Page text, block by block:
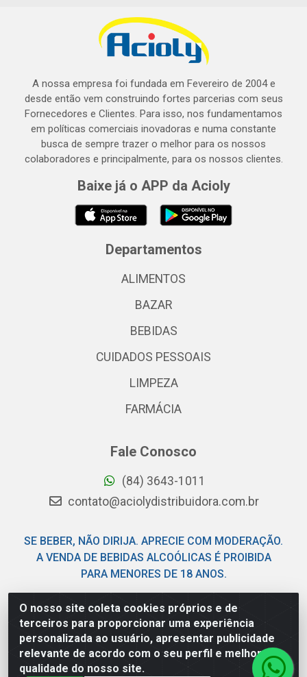
O nosso site coleta cookies próprios e de
terceiros para proporcionar uma experiência
personalizada ao usuário, apresentar publicidade
relevante de acordo com o seu perfil e melhorar a
qualidade do nosso site.
A nossa empresa foi fundada em Fevereiro de 2004 e
desde então vem construindo fortes parcerias com seus
Fornecedores e Clientes. Para isso, nos fundamentamos
em políticas comerciais inovadoras e numa constante
busca de sempre trazer o melhor para os nossos
colaboradores e principalmente, para os nossos clientes.
Baixe já o APP da Acioly
Departamentos
ALIMENTOS
BAZAR
BEBIDAS
CUIDADOS PESSOAIS
LIMPEZA
FARMÁCIA
Fale Conosco
(84) 3643-1011
contato@aciolydistribuidora.com.br
SE BEBER, NÃO DIRIJA. APRECIE COM MODERAÇÃO.
A VENDA DE BEBIDAS ALCOÓLICAS É PROIBIDA
PARA MENORES DE 18 ANOS.
Acioly Distribuidora - Av Piloto Pereira Tim - Parque de
Exposições - Parnamirim/RN - CEP 59146-480 - CNPJ
06.029.901/0001-92